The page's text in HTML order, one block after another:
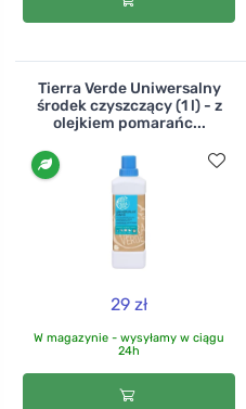
Tierra Verde Uniwersalny
środek czyszczący (1 l) - z
olejkiem pomarańc...
29 zł
W magazynie - wysyłamy w ciągu
24h